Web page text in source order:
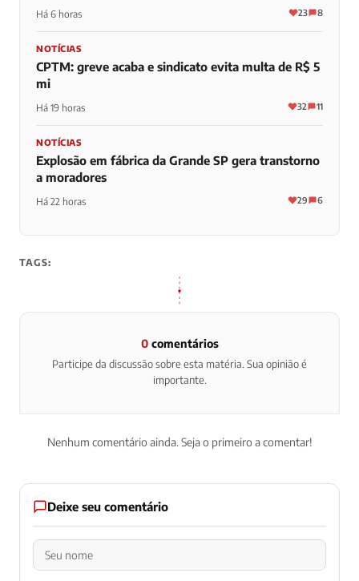
Há 6 horas 23 8
NOTÍCIAS
CPTM: greve acaba e sindicato evita multa de R$ 5
mi
Há 19 horas 32 11
NOTÍCIAS
Explosão em fábrica da Grande SP gera transtorno
a moradores
Há 22 horas 29 6
TAGS:
0comentários
Participe da discussão sobre esta matéria. Sua opinião é
importante.
Nenhum comentário ainda. Seja o primeiro a comentar!
Deixe seu comentário